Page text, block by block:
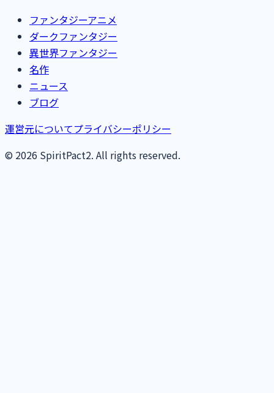
ファンタジーアニメ
ダークファンタジー
異世界ファンタジー
名作
ニュース
ブログ
運営元についてプライバシーポリシー
© 2026 SpiritPact2. All rights reserved.